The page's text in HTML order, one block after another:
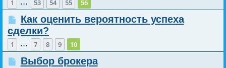
1 … 53 54 55 56
Как оценить вероятность успеха
сделки?
1 … 7 8 9 10
Выбор брокера